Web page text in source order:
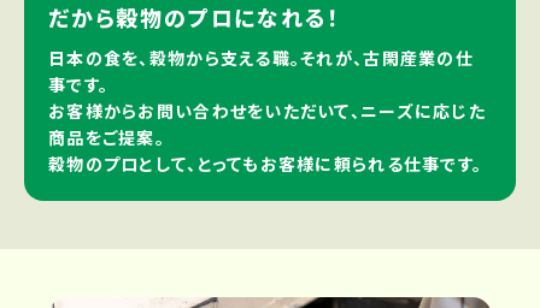
だから穀物のプロになれる！
日本の食を、穀物から支える職。それが、古閑産業の仕
事です。
お客様からお問い合わせをいただいて、ニーズに応じた
商品をご提案。
穀物のプロとして、とってもお客様に頼られる仕事です。